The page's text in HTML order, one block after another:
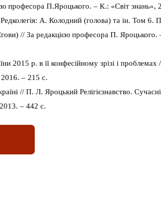
професора П.Яроцького. – К.: «Світ знань»,
Редколегія: А. Колодний (голова) та ін. Том 6.
// За редакцією професора П.
2015 р. в її конфесійному зрізі і проблемах
2016. – 215 с.
// П. Л. Яроцький Релігієзнавство. Сучасні
– 442 с.